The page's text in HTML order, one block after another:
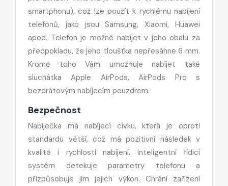
smartphonu), což lze použít k rychlému nabíjení
telefonů, jako jsou Samsung, Xiaomi, Huawei
apod. Telefon je možné nabíjet v jeho obalu za
předpokladu, že jeho tloušťka nepřesáhne 6 mm.
Kromě toho Vám umožňuje nabíjet také
sluchátka Apple AirPods, AirPods Pro s
bezdrátovým nabíjecím pouzdrem.
Bezpečnost
Nabíječka má nabíjecí cívku, která je oproti
standardu větší, což má pozitivní následek v
kvalitě i rychlosti nabíjení. Inteligentní řídicí
systém detekuje parametry telefonu a
přizpůsobuje jim jejich výkon. Chrání zařízení